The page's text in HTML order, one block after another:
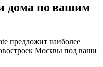
дома по вашим
предложит наиболее
Москвы под ваши